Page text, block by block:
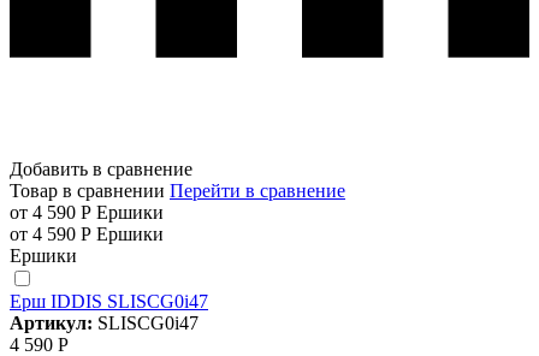
Добавить в сравнение
Товар в сравнении Перейти в сравнение
от 4 590 Р Ершики
от 4 590 Р Ершики
Ершики
Ерш IDDIS SLISCG0i47
Артикул: SLISCG0i47
4 590 Р